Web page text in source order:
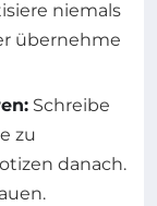
niemals
übernehme
Schreibe
zu
danach.